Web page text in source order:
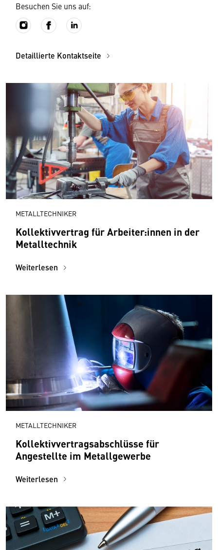
Besuchen Sie uns auf:
Detaillierte Kontaktseite
METALLTECHNIKER
Kollektivvertrag für Arbeiter:innen in der
Metalltechnik
Weiterlesen
METALLTECHNIKER
Kollektivvertragsabschlüsse für
Angestellte im Metallgewerbe
Weiterlesen